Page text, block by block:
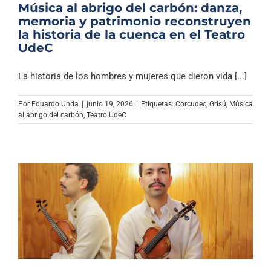
Música al abrigo del carbón: danza,
memoria y patrimonio reconstruyen
la historia de la cuenca en el Teatro
UdeC
La historia de los hombres y mujeres que dieron vida [...]
Por Eduardo Unda junio 19, 2026 Etiquetas: Corcudec, Grisú, Música
al abrigo del carbón, Teatro UdeC